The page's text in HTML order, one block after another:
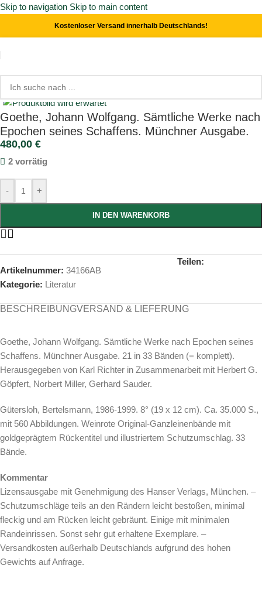
Skip to navigation Skip to main content
Kostenloser Versand innerhalb Deutschlands!
Start/ Literatur
Click to enlarge
Goethe, Johann Wolfgang. Sämtliche Werke nach
Epochen seines Schaffens. Münchner Ausgabe.
480,00 €
2 vorrätig
- +
IN DEN WARENKORB
Artikelnummer: 34166AB
Kategorie: Literatur
Teilen:
BESCHREIBUNGVERSAND & LIEFERUNG
Goethe, Johann Wolfgang. Sämtliche Werke nach Epochen seines
Schaffens. Münchner Ausgabe. 21 in 33 Bänden (= komplett).
Herausgegeben von Karl Richter in Zusammenarbeit mit Herbert G.
Göpfert, Norbert Miller, Gerhard Sauder.
Gütersloh, Bertelsmann, 1986-1999. 8° (19 x 12 cm). Ca. 35.000 S.,
mit 560 Abbildungen. Weinrote Original-Ganzleinenbände mit
goldgeprägtem Rückentitel und illustriertem Schutzumschlag. 33
Bände.
Kommentar
Lizensausgabe mit Genehmigung des Hanser Verlags, München. –
Schutzumschläge teils an den Rändern leicht bestoßen, minimal
fleckig und am Rücken leicht gebräunt. Einige mit minimalen
Randeinrissen. Sonst sehr gut erhaltene Exemplare. –
Versandkosten außerhalb Deutschlands aufgrund des hohen
Gewichts auf Anfrage.